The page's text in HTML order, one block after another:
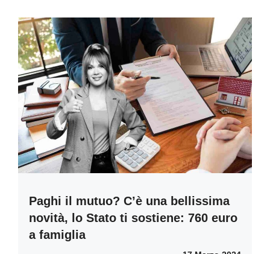
Paghi il mutuo? C’è una bellissima
novità, lo Stato ti sostiene: 760 euro
a famiglia